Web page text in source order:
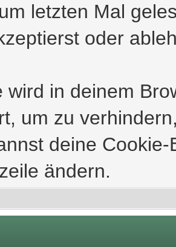
letzten Mal
oder
wird in deinem
um zu
deine
ändern.